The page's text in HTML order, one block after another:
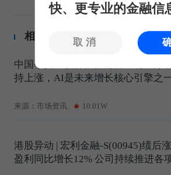
相关推荐
中国平安：股价估值偏低，现金分
持上涨，AI是未来增长核心引擎之
来源：市场资讯 10.01W
港股异动 | 宏利金融-S(00945)绩后
盈利同比增长12% 公司持续推进各
快、更专业的金融信
取消